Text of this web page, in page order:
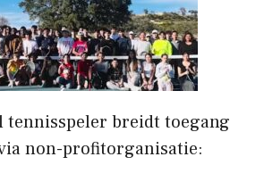
tennisspeler breidt toegang
non-profitorganisatie: